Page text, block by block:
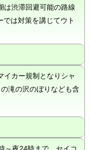
渋滞回避可能の路線
では対策を講じてウト
イカー規制となりシャ
滝の沢のぼりなども含
～夜24時まで、セイコ